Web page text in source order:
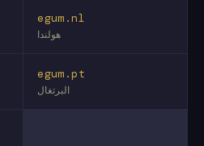
egum.nl
هولندا
egum.pt
البرتغال